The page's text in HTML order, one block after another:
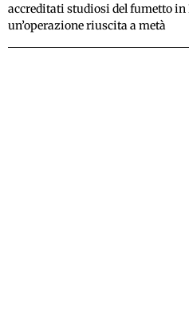
accreditati studiosi del fumetto
un’operazione riuscita a metà